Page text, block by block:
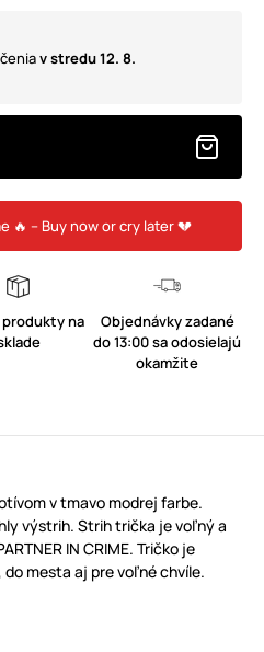
v stredu 12. 8.
🔥 – Buy now or cry later 💔
na
Objednávky zadané
do 13:00 sa odosielajú
okamžite
v tmavo modrej farbe.
výstrih. Strih trička je voľný a
IN CRIME. Tričko je
do mesta aj pre voľné chvíle.